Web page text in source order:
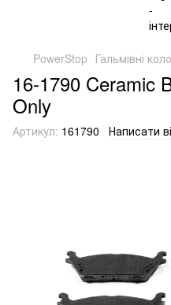
PowerStop Гальмівні
16-1790 Ceramic
Only
Артикул: 161790 Написати